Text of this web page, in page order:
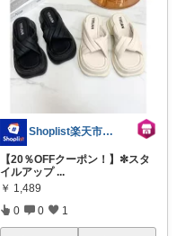
Shoplist楽天市場店
【20％OFFクーポン！】✼スタ
イルアップ ...
￥ 1,489
0 0 1